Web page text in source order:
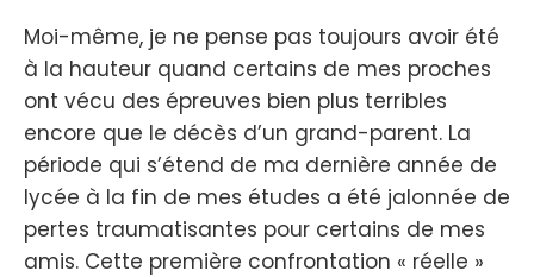
Moi-même, je ne pense pas toujours avoir été
à la hauteur quand certains de mes proches
ont vécu des épreuves bien plus terribles
encore que le décès d’un grand-parent. La
période qui s’étend de ma dernière année de
lycée à la fin de mes études a été jalonnée de
pertes traumatisantes pour certains de mes
amis. Cette première confrontation « réelle »